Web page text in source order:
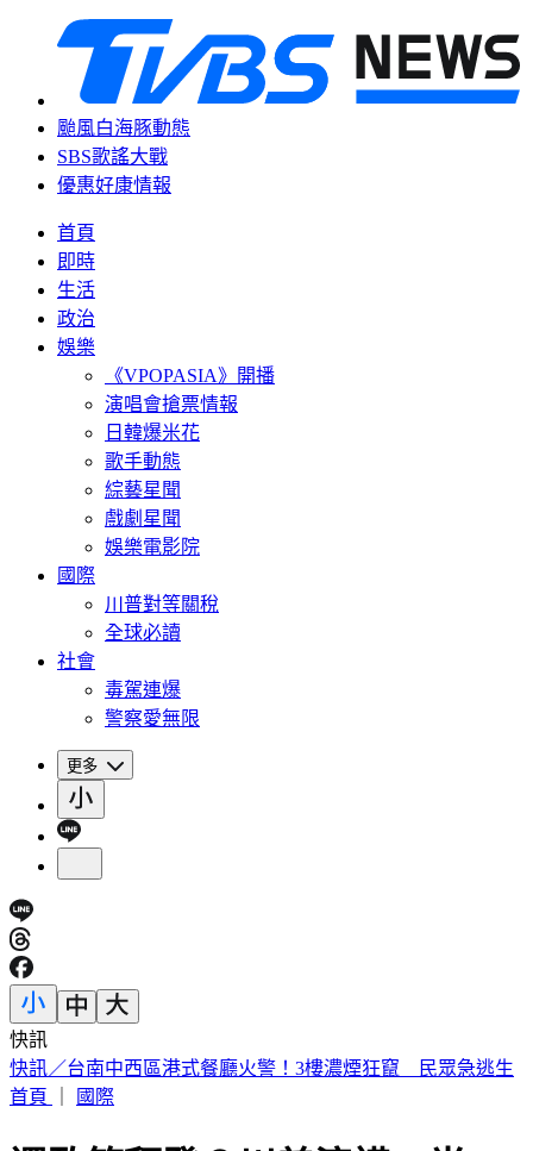
颱風白海豚動態
SBS歌謠大戰
優惠好康情報
首頁
即時
生活
政治
娛樂
《VPOPASIA》開播
演唱會搶票情報
日韓爆米花
歌手動態
綜藝星聞
戲劇星聞
娛樂電影院
國際
川普對等關稅
全球必讀
社會
毒駕連爆
警察愛無限
更多
快訊
這次沒有颱風假？白海豚災情頻傳 蔣萬安鬆口「沒放假原
因」